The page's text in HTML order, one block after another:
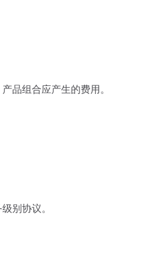
品组合应产生的费用。
别协议。